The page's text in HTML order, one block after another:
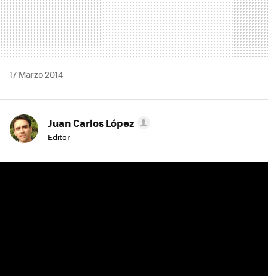
17 Marzo 2014
Juan Carlos López
Editor